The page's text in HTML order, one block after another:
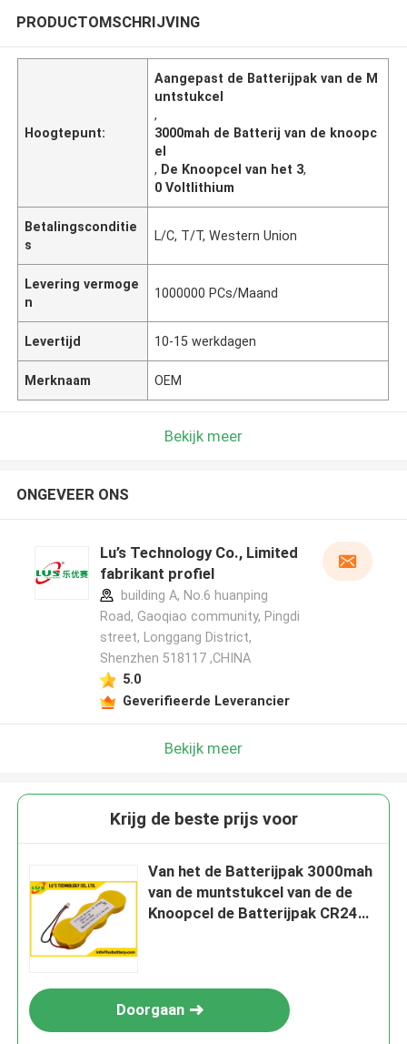
PRODUCTOMSCHRIJVING
Hoogtepunt:
Aangepast de Batterijpak van de M
untstukcel
,
3000mah de Batterij van de knoopc
el
, De Knoopcel van het 3,
0 Voltlithium
Betalingsconditie
s
L/C, T/T, Western Union
Levering vermoge
n
1000000 PCs/Maand
Levertijd 10-15 werkdagen
Merknaam OEM
Bekijk meer
ONGEVEER ONS
Lu’s Technology Co., Limited
fabrikant profiel
building A, No.6 huanping
Road, Gaoqiao community, Pingdi
street, Longgang District,
Shenzhen 518117 ,CHINA
5.0
Geverifieerde Leverancier
Bekijk meer
Krijg de beste prijs voor
Van het de Batterijpak 3000mah
van de muntstukcel van de de
Knoopcel de Batterijpak CR2477
Doorgaan